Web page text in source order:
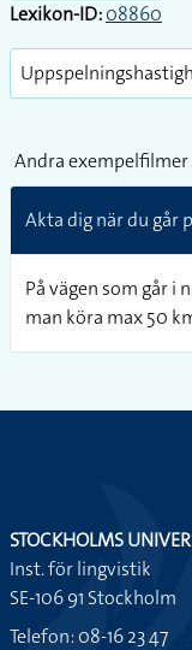
Lexikon-ID:08860
Andra
Akta dig när du går
På vägen som går
man köra max 50
STOCKHOLMS
Inst. för lingvistik
SE-106 91 Stockholm
Telefon: 08-16 23 47